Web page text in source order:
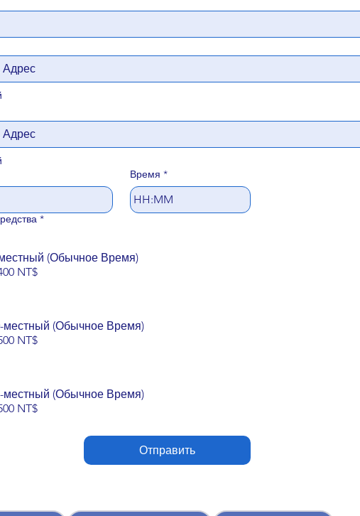
Время *
:
*
(Обычное Время)
NT$
местный (Обычное Время)
NT$
местный (Обычное Время)
NT$
Отправить